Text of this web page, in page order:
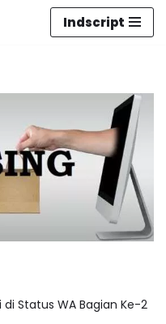
Indscript
Status WA Bagian Ke-2